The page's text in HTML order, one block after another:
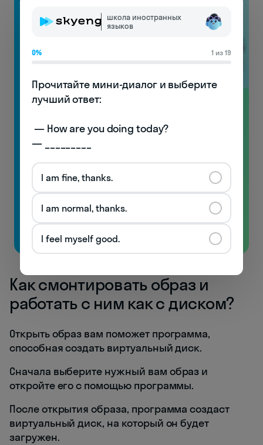
Видеоуроки
по произношению
Узнаете особенности английской фонетики
и начнёте понимать носителей!
Бесплатно
Как смонтировать образ и
работать с ним как с диском?
Открыть образ вам поможет программа,
способная создать виртуальный диск.
Сначала выберите нужный вам образ и
откройте его с помощью программы.
После открытия образа, программа создаст
виртуальный диск, на который он будет
загружен.
школа иностранных
языков
0% 1 из 19
Прочитайте мини-диалог и выберите
лучший ответ:
— _________
I am fine, thanks.
I am normal, thanks.
I feel myself good.